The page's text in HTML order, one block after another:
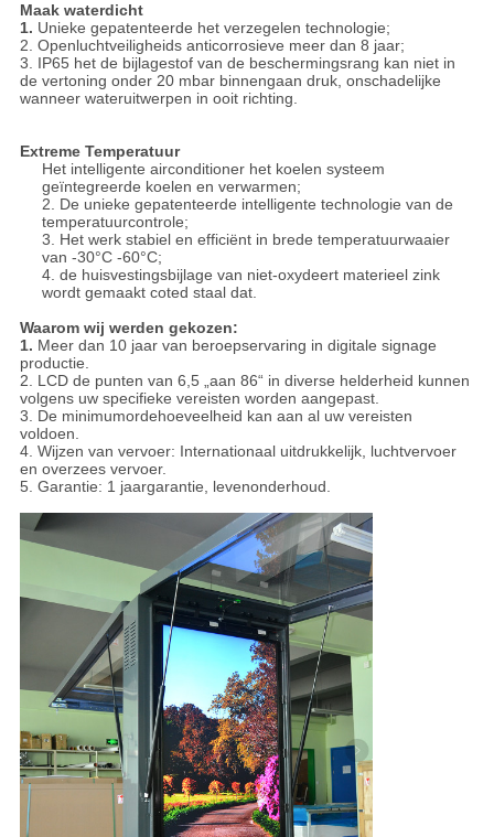
Maak waterdicht
1. Unieke gepatenteerde het verzegelen technologie;
2. Openluchtveiligheids anticorrosieve meer dan 8 jaar;
3. IP65 het de bijlagestof van de beschermingsrang kan niet in
de vertoning onder 20 mbar binnengaan druk, onschadelijke
wanneer wateruitwerpen in ooit richting.
Extreme Temperatuur
Het intelligente airconditioner het koelen systeem
geïntegreerde koelen en verwarmen;
2. De unieke gepatenteerde intelligente technologie van de
temperatuurcontrole;
3. Het werk stabiel en efficiënt in brede temperatuurwaaier
van -30°C -60°C;
4. de huisvestingsbijlage van niet-oxydeert materieel zink
wordt gemaakt coted staal dat.
Waarom wij werden gekozen:
1. Meer dan 10 jaar van beroepservaring in digitale signage
productie.
2. LCD de punten van 6,5 „aan 86“ in diverse helderheid kunnen
volgens uw specifieke vereisten worden aangepast.
3. De minimumordehoeveelheid kan aan al uw vereisten
voldoen.
4. Wijzen van vervoer: Internationaal uitdrukkelijk, luchtvervoer
en overzees vervoer.
5. Garantie: 1 jaargarantie, levenonderhoud.